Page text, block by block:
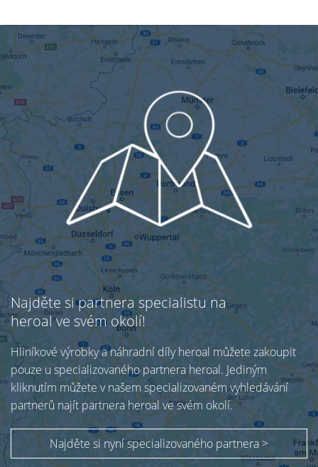
Najděte si partnera specialistu na
heroal ve svém okolí!
Hliníkové výrobky a náhradní díly heroal můžete zakoupit
pouze u specializovaného partnera heroal. Jediným
kliknutím můžete v našem specializovaném vyhledávání
partnerů najít partnera heroal ve svém okolí.
Najděte si nyní specializovaného partnera >